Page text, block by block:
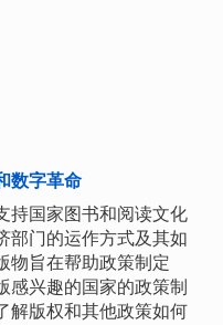
数字革命
持国家图书和阅读文化
部门的运作方式及其如
物旨在帮助政策制定
感兴趣的国家的政策制
解版权和其他政策如何